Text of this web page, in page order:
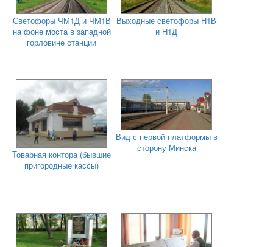
Светофоры ЧМ1Д и ЧМ1В
на фоне моста в западной
горловине станции
Выходные светофоры Н1В
и Н1Д
Товарная контора (бывшие
пригородные кассы)
Вид с первой платформы в
сторону Минска